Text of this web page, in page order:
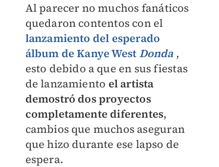
Al parecer no muchos fanáticos
quedaron contentos con el
lanzamiento del esperado
álbum de Kanye West Donda ,
esto debido a que en sus fiestas
de lanzamiento el artista
demostró dos proyectos
completamente diferentes,
cambios que muchos aseguran
que hizo durante ese lapso de
espera.